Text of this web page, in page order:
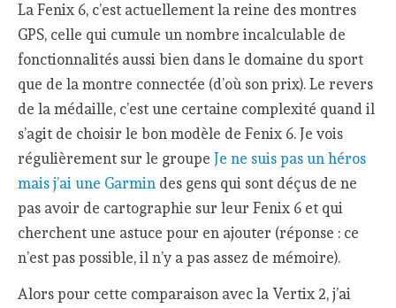
La Fenix 6, c’est actuellement la reine des montres
GPS, celle qui cumule un nombre incalculable de
fonctionnalités aussi bien dans le domaine du sport
que de la montre connectée (d’où son prix). Le revers
de la médaille, c’est une certaine complexité quand il
s’agit de choisir le bon modèle de Fenix 6. Je vois
régulièrement sur le groupeJe ne suis pas un héros
mais j’ai une Garmin des gens qui sont déçus de ne
pas avoir de cartographie sur leur Fenix 6 et qui
cherchent une astuce pour en ajouter (réponse : ce
n’est pas possible, il n’y a pas assez de mémoire).
Alors pour cette comparaison avec la Vertix 2, j’ai